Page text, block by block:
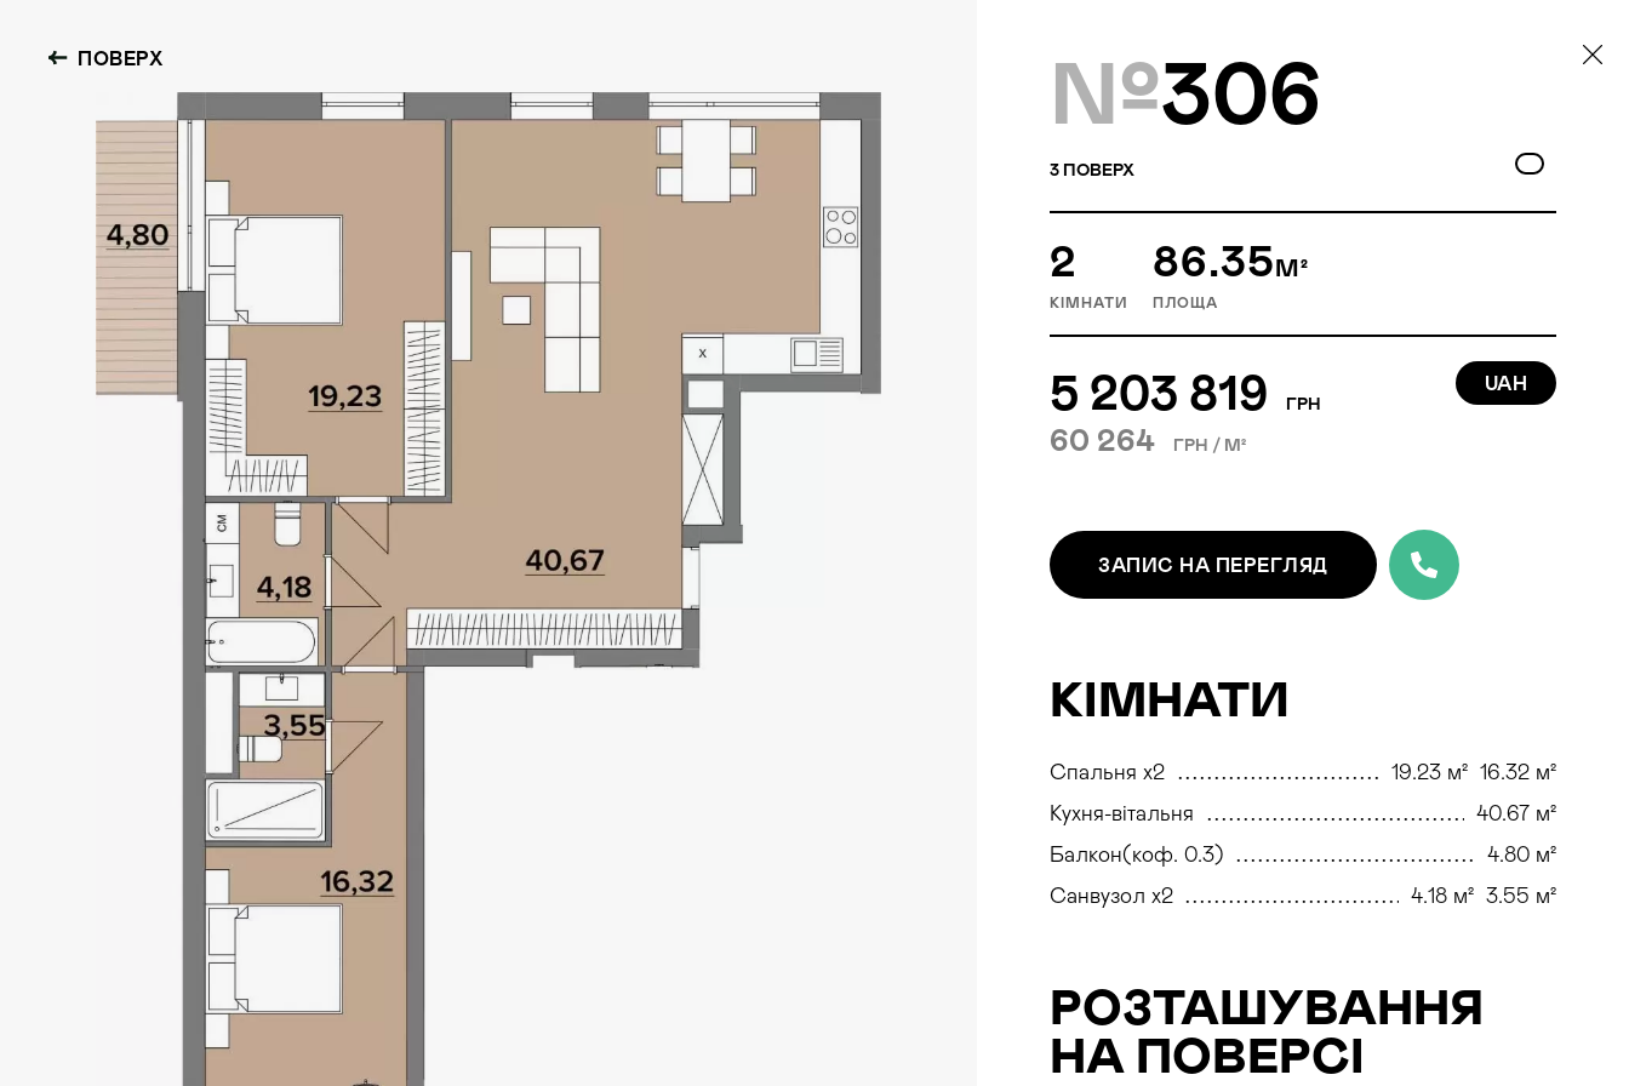
GOLOSEEV
HILLS
Київ, Голосіївський р-н
ПОВЕРХ №306
3 ПОВЕРХ
2
КІМНАТИ
86.35М²
ПЛОЩА
5 203 819 ГРН
60 264 ГРН / М²
UAH
ЗАПИС НА ПЕРЕГЛЯД
КІМНАТИ
Спальня x2 19.23 м² 16.32 м²
Кухня-вітальня
40.67 м²
Балкон(коф. 0.3)
4.80 м²
Санвузол x2
4.18 м² 3.55 м²
РОЗТАШУВАННЯ
НА ПОВЕРСІ